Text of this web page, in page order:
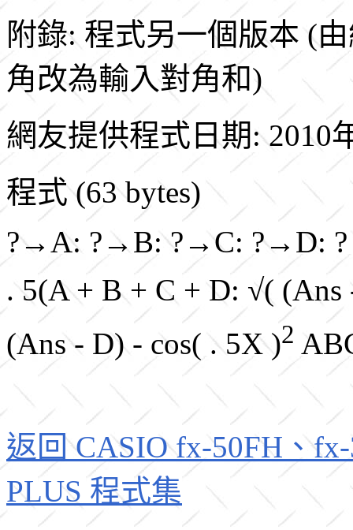
附錄: 程式另一個版本 (
角改為輸入對角和)
網友提供程式日期: 2010
程式 (63 bytes)
?→A: ?→B: ?→C: ?→D:
. 5(A + B + C + D: √(
(Ans - D) - cos( . 5X )2
返回 CASIO fx-50FH、
PLUS 程式集